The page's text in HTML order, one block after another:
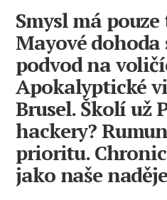
Smysl má
Mayové dohoda
podvod na
Apokalyptické
Brusel. Školí už
hackery?
prioritu.
jako naše naděje